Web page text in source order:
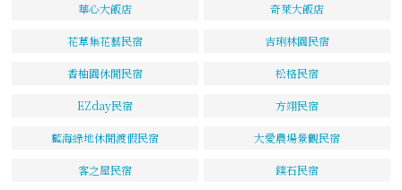
華心大飯店 奇萊大飯店
花草集花藝民宿 吉琍林園民宿
香柚園休閒民宿 松格民宿
EZday民宿 方翊民宿
藍海綠地休閒渡假民宿 大愛農場景觀民宿
客之屋民宿 鏷石民宿